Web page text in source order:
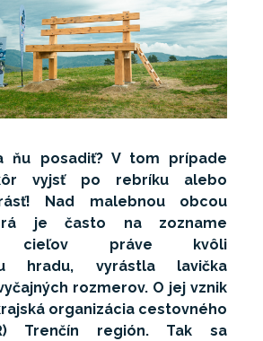
ňu posadiť? V tom prípade
vyjsť po rebríku alebo
Nad malebnou obcou
je často na zozname
cieľov práve kvôli
hradu, vyrástla lavička
rozmerov. O jej vznik
organizácia cestovného
Trenčín región. Tak sa